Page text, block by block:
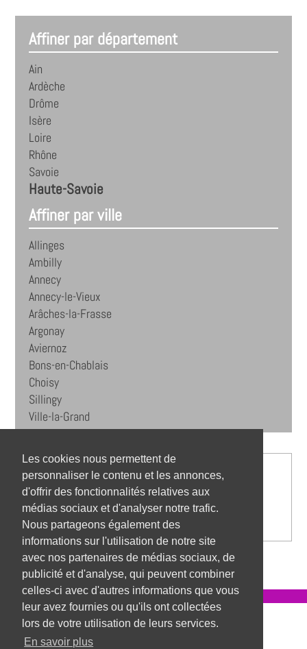
Les cookies nous permettent de
personnaliser le contenu et les annonces,
d'offrir des fonctionnalités relatives aux
médias sociaux et d'analyser notre trafic.
Nous partageons également des
informations sur l'utilisation de notre site
avec nos partenaires de médias sociaux, de
publicité et d'analyse, qui peuvent combiner
celles-ci avec d'autres informations que vous
leur avez fournies ou qu'ils ont collectées
lors de votre utilisation de leurs services.
En savoir plus
Affiner par département
Ain
Ardèche
Drôme
Isère
Loire
Rhône
Savoie
Haute-Savoie
Affiner par ville
Allinges
Ambilly
Annecy
Annecy-le-Vieux
Arâches-la-Frasse
Argonay
Aviernoz
Bons-en-Chablais
Choisy
Sillingy
Ville-la-Grand
Référentiel des métiers